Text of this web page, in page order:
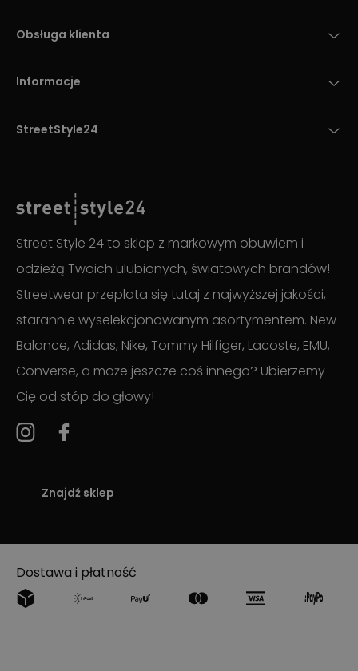
Obsługa klienta
Informacje
StreetStyle24
Street Style 24 to sklep z markowym obuwiem i
odzieżą Twoich ulubionych, światowych brandów!
Streetwear przeplata się tutaj z najwyższej jakości,
starannie wyselekcjonowanym asortymentem. New
Balance, Adidas, Nike, Tommy Hilfiger, Lacoste, EMU,
Converse, a może jeszcze coś innego? Ubierzemy
Cię od stóp do głowy!
Znajdź sklep
Dostawa i płatność